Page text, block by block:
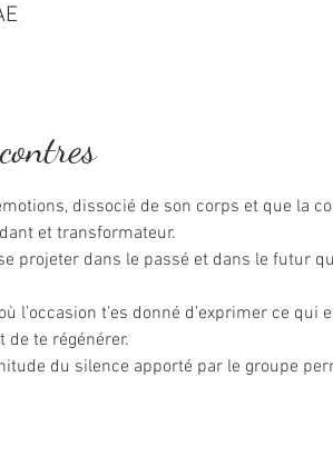
dissocié de son corps et que la
et transformateur.
projeter dans le passé et dans le futur
l’occasion t’es donné d’exprimer ce
te régénérer.
du silence apporté par le groupe